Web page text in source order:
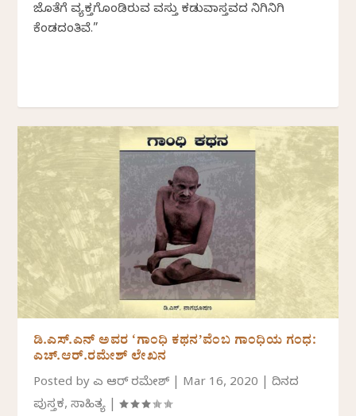
ಜೊತೆಗೆ ವ್ಯಕ್ತಗೊಂಡಿರುವ ವಸ್ತು ಕಡುವಾಸ್ತವದ ನಿಗಿನಿಗಿ
ಕೆಂಡದಂತಿವೆ.”
ಡಿ.ಎಸ್.ಎನ್ ಅವರ ‘ಗಾಂಧಿ ಕಥನ’ವೆಂಬ ಗಾಂಧಿಯ ಗಂಧ:
ಎಚ್.ಆರ್.ರಮೇಶ್ ಲೇಖನ
Posted byಎಚ್ ಆರ್ ರಮೇಶ್ Mar 16, 2020 |ದಿನದ
ಪುಸ್ತಕ,ಸಾಹಿತ್ಯ |